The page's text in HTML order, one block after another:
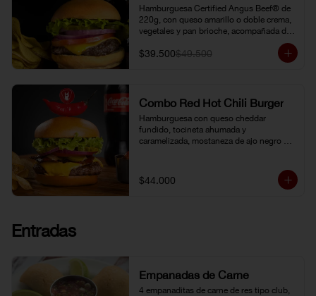
Hamburguesa Certified Angus Beef® de
220g, con queso amarillo o doble crema,
vegetales y pan brioche, acompañada de
papa chip o papa francesa y gaseosa o
limonada natural.
$39.500$49.500
Combo Red Hot Chili Burger
Hamburguesa con queso cheddar
fundido, tocineta ahumada y
caramelizada, mostaneza de ajo negro y
famoso chili con carne al lado.
Acompañada de papa chip o papa
$44.000
Entradas
Empanadas de Carne
4 empanaditas de carne de res tipo club,